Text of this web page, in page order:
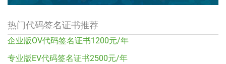
热门代码签名证书推荐
企业版OV代码签名证书1200元/年
专业版EV代码签名证书2500元/年